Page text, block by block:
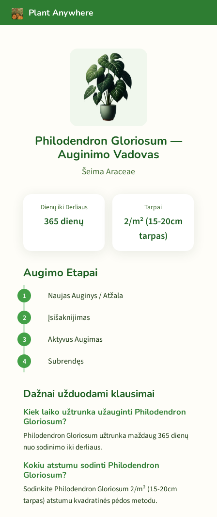
Plant Anywhere
Philodendron Gloriosum —
Auginimo Vadovas
Šeima Araceae
Dienų iki Derliaus
365 dienų
Tarpai
2/m² (15-20cm
tarpas)
Augimo Etapai
Naujas Auginys / Atžala
Įsišaknijimas
Aktyvus Augimas
Subrendęs
Dažnai užduodami klausimai
Kiek laiko užtrunka užauginti Philodendron
Gloriosum?
Philodendron Gloriosum užtrunka maždaug 365 dienų
nuo sodinimo iki derliaus.
Kokiu atstumu sodinti Philodendron
Gloriosum?
Sodinkite Philodendron Gloriosum 2/m² (15-20cm
tarpas) atstumu kvadratinės pėdos metodu.